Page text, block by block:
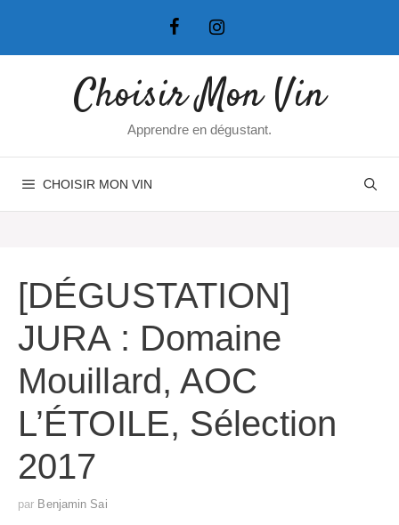
Choisir Mon Vin
Apprendre en dégustant.
CHOISIR MON VIN
[DÉGUSTATION]
JURA : Domaine
Mouillard, AOC
L’ÉTOILE, Sélection
2017
par Benjamin Sai